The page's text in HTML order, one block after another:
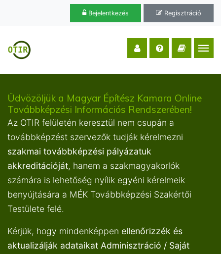
Bejelentkezés Regisztráció
Üdvözöljük a Magyar Építész Kamara Online
Továbbképzési Információs Rendszerében!
Az OTIR felületén keresztül nem csupán a
továbbképzést szervezők tudják kérelmezni
szakmai továbbképzési pályázatuk
akkreditációját, hanem a szakmagyakorlók
számára is lehetőség nyílik egyéni kérelmeik
benyújtására a MÉK Továbbképzési Szakértői
Testülete felé.
Kérjük, hogy mindenképpen ellenőrizzék és
aktualizálják adataikat Adminisztráció / Saját